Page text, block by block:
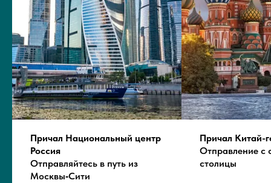
Причал Национальный центр
Россия
Отправляйтесь в путь из
Москвы‑Сити
Причал Китай-
Отправление с
столицы